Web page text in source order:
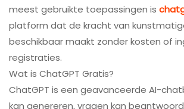
meest gebruikte toepassingen is
platform dat de kracht van
beschikbaar maakt zonder kosten of
registraties.
Wat is ChatGPT Gratis?
ChatGPT is een geavanceerde AI-
kan genereren, vragen kan